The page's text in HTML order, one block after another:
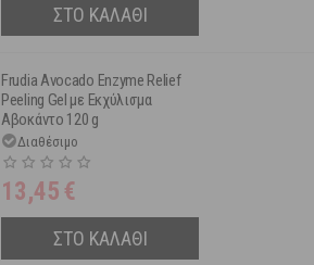
ΣΤΟ ΚΑΛΑΘΙ
Frudia Avocado Enzyme Relief
Peeling Gel με Εκχύλισμα
Αβοκάντο 120 g
Διαθέσιμο
13,45 €
ΣΤΟ ΚΑΛΑΘΙ